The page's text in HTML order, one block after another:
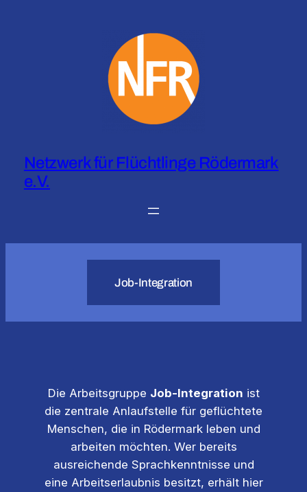
Netzwerk für Flüchtlinge Rödermark
e.V.
Job-Integration
Die Arbeitsgruppe Job-Integration ist
die zentrale Anlaufstelle für geflüchtete
Menschen, die in Rödermark leben und
arbeiten möchten. Wer bereits
ausreichende Sprachkenntnisse und
eine Arbeitserlaubnis besitzt, erhält hier